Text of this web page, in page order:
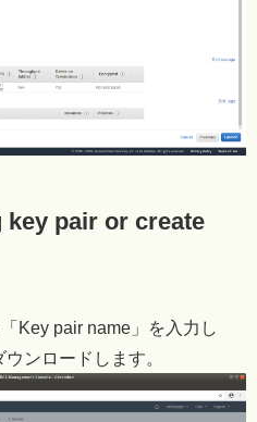
key pair or create
Key pair name」を入力し
ンロードします。